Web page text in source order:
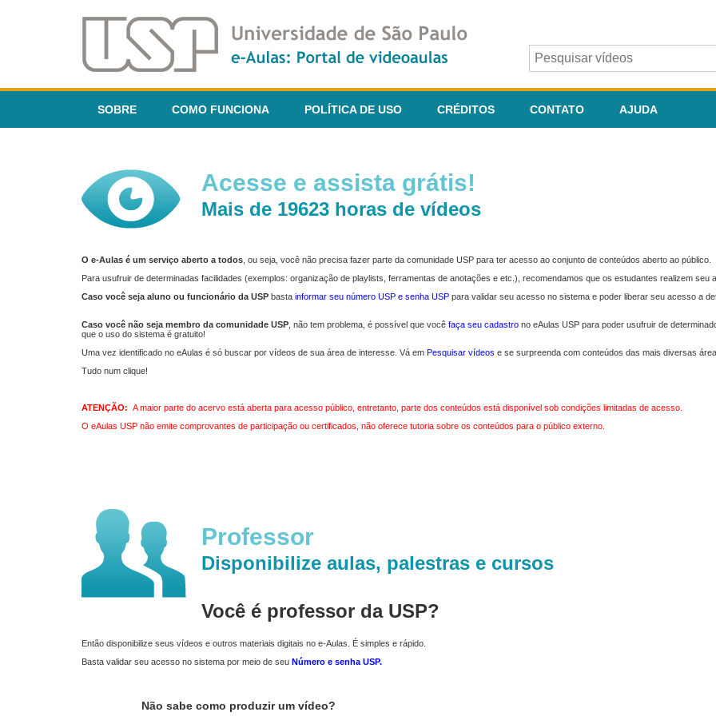
SOBRE COMO FUNCIONA POLÍTICA DE USO CRÉDITOS CONTATO AJUDA
Acesse e assista grátis!
Mais de 19623 horas de vídeos
O e-Aulas é um serviço aberto a todos , ou seja, você não precisa fazer parte da comunidade USP para ter acesso ao conjunto de conteúdos aberto ao público.
Para usufruir de determinadas facilidades (exemplos: organização de playlists, ferramentas de anotações e etc.), recomendamos que os estudantes realizem seu
Caso você seja aluno ou funcionário da USP basta informar seu número USP e senha USP para validar seu acesso no sistema e poder liberar seu acesso a
Caso você não seja membro da comunidade USP , não tem problema, é possível que você faça seu cadastro no eAulas USP para poder usufruir de
que o uso do sistema é gratuito!
Uma vez identificado no eAulas é só buscar por vídeos de sua área de interesse. Vá em Pesquisar vídeos e se surpreenda com conteúdos das mais diversas
Tudo num clique!
ATENÇÃO: A maior parte do acervo está aberta para acesso público, entretanto, parte dos conteúdos está disponível sob condições limitadas de acesso.
O eAulas USP não emite comprovantes de participação ou certificados, não oferece tutoria sobre os conteúdos para o público externo.
Professor
Disponibilize aulas, palestras e cursos
Você é professor da USP?
Então disponibilize seus vídeos e outros materiais digitais no e-Aulas. É simples e rápido.
Basta validar seu acesso no sistema por meio de seu Número e senha USP.
Não sabe como produzir um vídeo?